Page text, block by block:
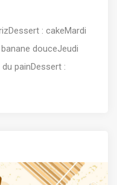
: cakeMardi
douceJeudi
painDessert :